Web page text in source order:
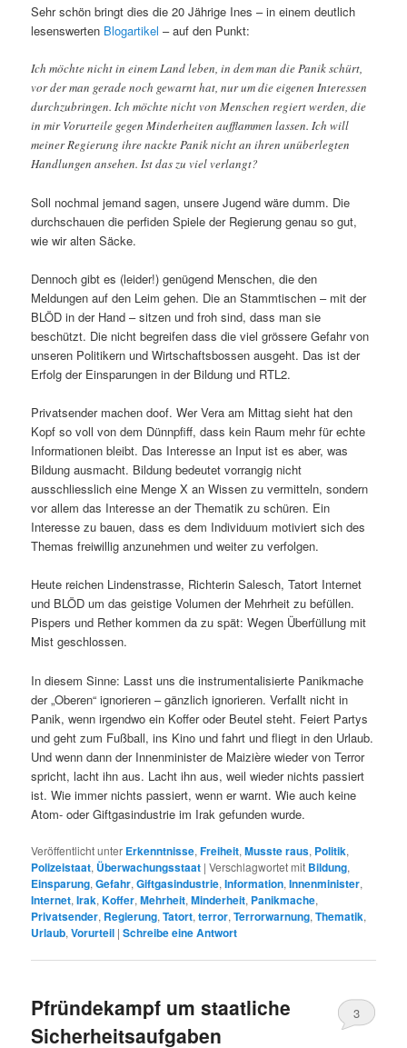
Sehr schön bringt dies die 20 Jährige Ines – in einem deutlich
lesenswerten Blogartikel – auf den Punkt:
Ich möchte nicht in einem Land leben, in dem man die Panik schürt,
vor der man gerade noch gewarnt hat, nur um die eigenen Interessen
durchzubringen. Ich möchte nicht von Menschen regiert werden, die
in mir Vorurteile gegen Minderheiten aufflammen lassen. Ich will
meiner Regierung ihre nackte Panik nicht an ihren unüberlegten
Handlungen ansehen. Ist das zu viel verlangt?
Soll nochmal jemand sagen, unsere Jugend wäre dumm. Die
durchschauen die perfiden Spiele der Regierung genau so gut,
wie wir alten Säcke.
Dennoch gibt es (leider!) genügend Menschen, die den
Meldungen auf den Leim gehen. Die an Stammtischen – mit der
BLÖD in der Hand – sitzen und froh sind, dass man sie
beschützt. Die nicht begreifen dass die viel grössere Gefahr von
unseren Politikern und Wirtschaftsbossen ausgeht. Das ist der
Erfolg der Einsparungen in der Bildung und RTL2.
Privatsender machen doof. Wer Vera am Mittag sieht hat den
Kopf so voll von dem Dünnpfiff, dass kein Raum mehr für echte
Informationen bleibt. Das Interesse an Input ist es aber, was
Bildung ausmacht. Bildung bedeutet vorrangig nicht
ausschliesslich eine Menge X an Wissen zu vermitteln, sondern
vor allem das Interesse an der Thematik zu schüren. Ein
Interesse zu bauen, dass es dem Individuum motiviert sich des
Themas freiwillig anzunehmen und weiter zu verfolgen.
Heute reichen Lindenstrasse, Richterin Salesch, Tatort Internet
und BLÖD um das geistige Volumen der Mehrheit zu befüllen.
Pispers und Rether kommen da zu spät: Wegen Überfüllung mit
Mist geschlossen.
In diesem Sinne: Lasst uns die instrumentalisierte Panikmache
der „Oberen“ ignorieren – gänzlich ignorieren. Verfallt nicht in
Panik, wenn irgendwo ein Koffer oder Beutel steht. Feiert Partys
und geht zum Fußball, ins Kino und fahrt und fliegt in den Urlaub.
Und wenn dann der Innenminister de Maizière wieder von Terror
spricht, lacht ihn aus. Lacht ihn aus, weil wieder nichts passiert
ist. Wie immer nichts passiert, wenn er warnt. Wie auch keine
Atom- oder Giftgasindustrie im Irak gefunden wurde.
Veröffentlicht unter Erkenntnisse,Freiheit,Musste raus, Politik,
Polizeistaat, Überwachungsstaat |Verschlagwortet mit Bildung,
Einsparung,Gefahr,Giftgasindustrie,Information,Innenminister,
Internet,Irak,Koffer,Mehrheit,Minderheit, Panikmache,
Privatsender, Regierung,Tatort,terror,Terrorwarnung,Thematik,
Urlaub,Vorurteil |Schreibe eine Antwort
Pfründekampf um staatliche
Sicherheitsaufgaben
3